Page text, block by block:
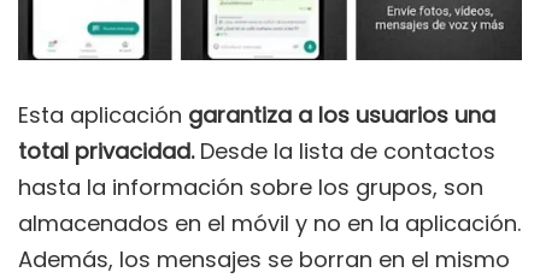
Esta aplicación garantiza a los usuarios una
total privacidad.Desde la lista de contactos
hasta la información sobre los grupos, son
almacenados en el móvil y no en la aplicación.
Además, los mensajes se borran en el mismo